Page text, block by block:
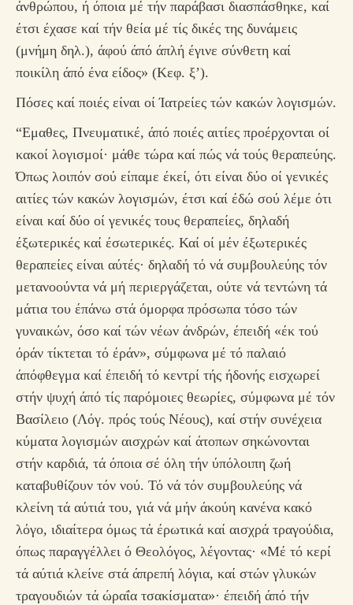
άνθρώπου, ή όποια μέ τήν παράβασι διασπάσθηκε, καί
έτσι έχασε καί τήν θεία μέ τίς δικές της δυνάμεις
(μνήμη δηλ.), άφού άπό άπλή έγινε σύνθετη καί
ποικίλη άπό ένα είδος» (Κεφ. ξ’).
Πόσες καί ποιές είναι οί Ίατρείες τών κακών λογισμών.
“Εμαθες, Πνευματικέ, άπό ποιές αιτίες προέρχονται οί
κακοί λογισμοί· μάθε τώρα καί πώς νά τούς θεραπεύης.
Όπως λοιπόν σού είπαμε έκεί, ότι είναι δύο οί γενικές
αιτίες τών κακών λογισμών, έτσι καί έδώ σού λέμε ότι
είναι καί δύο οί γενικές τους θεραπείες, δηλαδή
έξωτερικές καί έσωτερικές. Καί οί μέν έξωτερικές
θεραπείες είναι αύτές· δηλαδή τό νά συμβουλεύης τόν
μετανοούντα νά μή περιεργάζεται, ούτε νά τεντώνη τά
μάτια του έπάνω στά όμορφα πρόσωπα τόσο τών
γυναικών, όσο καί τών νέων άνδρών, έπειδή «έκ τού
όράν τίκτεται τό έράν», σύμφωνα μέ τό παλαιό
άπόφθεγμα καί έπειδή τό κεντρί τής ήδονής εισχωρεί
στήν ψυχή άπό τίς παρόμοιες θεωρίες, σύμφωνα μέ τόν
Βασίλειο (Λόγ. πρός τούς Νέους), καί στήν συνέχεια
κύματα λογισμών αισχρών καί άτοπων σηκώνονται
στήν καρδιά, τά όποια σέ όλη τήν ύπόλοιπη ζωή
καταβυθίζουν τόν νού. Τό νά τόν συμβουλεύης νά
κλείνη τά αύτιά του, γιά νά μήν άκούη κανένα κακό
λόγο, ιδιαίτερα όμως τά έρωτικά καί αισχρά τραγούδια,
όπως παραγγέλλει ό Θεολόγος, λέγοντας· «Μέ τό κερί
τά αύτιά κλείνε στά άπρεπή λόγια, καί στών γλυκών
τραγουδιών τά ώραΐα τσακίσματα»· έπειδή άπό τήν